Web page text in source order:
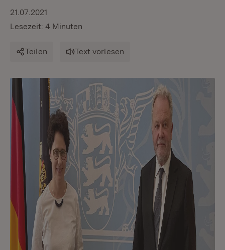
21.07.2021
Lesezeit: 4 Minuten
Teilen Text vorlesen